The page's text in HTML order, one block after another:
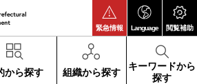
緊急情報 Language 閲覧補助
から探す 組織から探す
キーワードから
探す